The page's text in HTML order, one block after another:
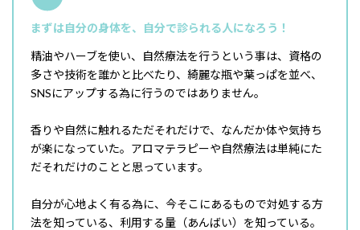
まずは自分の身体を、自分で診られる人になろう！
精油やハーブを使い、自然療法を行うという事は、資格の
多さや技術を誰かと比べたり、綺麗な瓶や葉っぱを並べ、
SNSにアップする為に行うのではありません。
香りや自然に触れるただそれだけで、なんだか体や気持ち
が楽になっていた。アロマテラピーや自然療法は単純にた
だそれだけのことと思っています。
自分が心地よく有る為に、今そこにあるもので対処する方
法を知っている、利用する量（あんばい）を知っている。